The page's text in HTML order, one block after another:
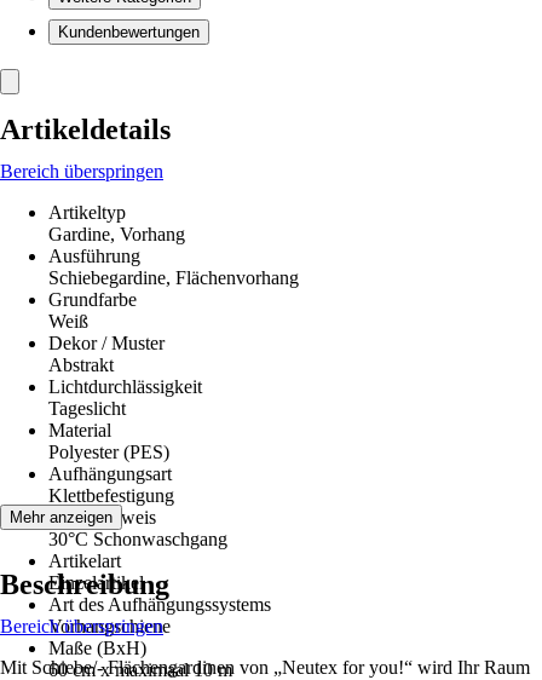
Kundenbewertungen
Artikeldetails
Bereich überspringen
Artikeltyp
Gardine, Vorhang
Ausführung
Schiebegardine, Flächenvorhang
Grundfarbe
Weiß
Dekor / Muster
Abstrakt
Lichtdurchlässigkeit
Tageslicht
Material
Polyester (PES)
Aufhängungsart
Klettbefestigung
Pflegehinweis
30°C Schonwaschgang
Artikelart
Einzelartikel
Art des Aufhängungssystems
Vorhangschiene
Maße (BxH)
60 cm x maximaal 10 m
Mehr anzeigen
Beschreibung
Bereich überspringen
Mit Schiebe/- Flächengardinen von „Neutex for you!“ wird Ihr Raum